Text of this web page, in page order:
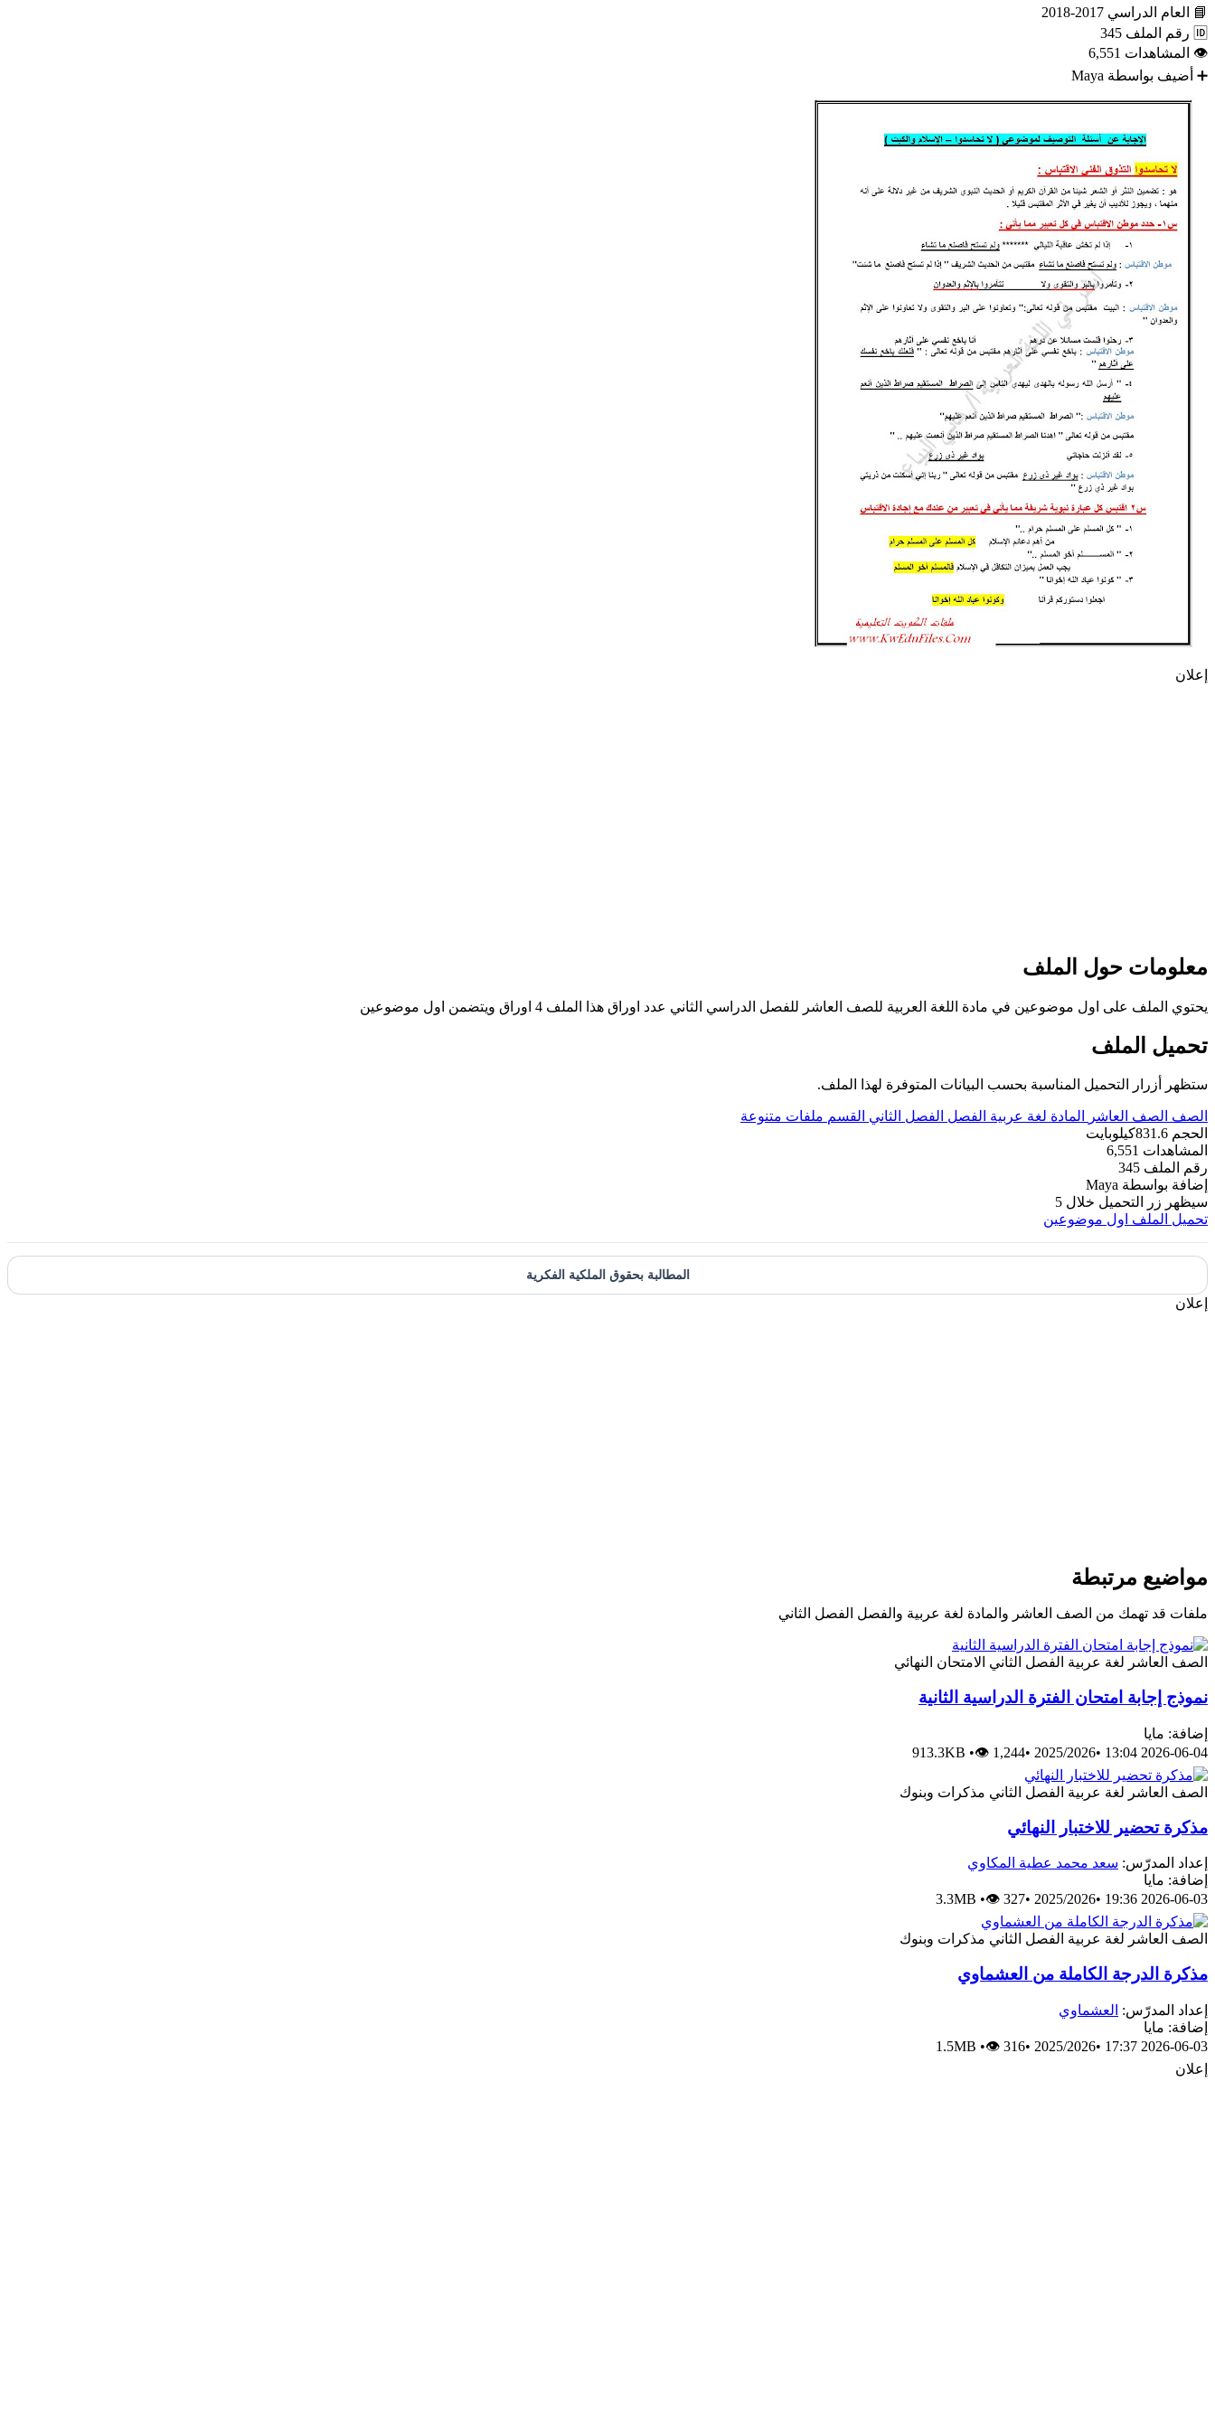
📘 العام الدراسي 2017-2018
🆔 رقم الملف 345
👁 المشاهدات 6,551
➕ أضيف بواسطة Maya
إعلان
معلومات حول الملف
يحتوي الملف على اول موضوعين في مادة اللغة العربية للصف العاشر للفصل الدراسي الثاني عدد اوراق هذا الملف 4 اوراق ويتضمن اول موضوعين
تحميل الملف
ستظهر أزرار التحميل المناسبة بحسب البيانات المتوفرة لهذا الملف.
الصف الصف العاشر المادة لغة عربية الفصل الفصل الثاني القسم ملفات متنوعة
الحجم 831.6كيلوبايت
المشاهدات 6,551
رقم الملف 345
إضافة بواسطة Maya
سيظهر زر التحميل خلال 5
تحميل الملف اول موضوعين
المطالبة بحقوق الملكية الفكرية
إعلان
مواضيع مرتبطة
ملفات قد تهمك من الصف العاشر والمادة لغة عربية والفصل الفصل الثاني
الصف العاشر لغة عربية الفصل الثاني الامتحان النهائي
نموذج إجابة امتحان الفترة الدراسية الثانية
إضافة: مايا
2026-06-04 13:04
•
2025/2026
•
913.3KB •👁 1,244
الصف العاشر لغة عربية الفصل الثاني مذكرات وبنوك
مذكرة تحضير للاختبار النهائي
إعداد المدرّس: سعد محمد عطية المكاوي
إضافة: مايا
2026-06-03 19:36
•
2025/2026
•
3.3MB •👁 327
الصف العاشر لغة عربية الفصل الثاني مذكرات وبنوك
مذكرة الدرجة الكاملة من العشماوي
إعداد المدرّس: العشماوي
إضافة: مايا
2026-06-03 17:37
•
2025/2026
•
1.5MB •👁 316
إعلان